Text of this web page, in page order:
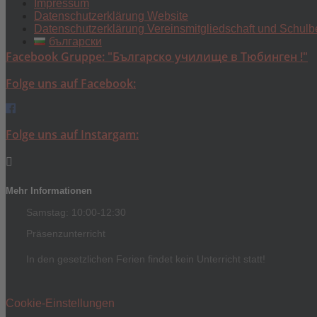
Impressum
Datenschutzerklärung Website
Datenschutzerklärung Vereinsmitgliedschaft und
български
Facebook Gruppe: "Българско училище в Тюбинген !"
Folge uns auf Facebook:
Folge uns auf Instargam:
Mehr Informationen
Samstag: 10:00-12:30
Präsenzunterricht
In den gesetzlichen Ferien findet kein Unterricht statt!
Cookie-Einstellungen